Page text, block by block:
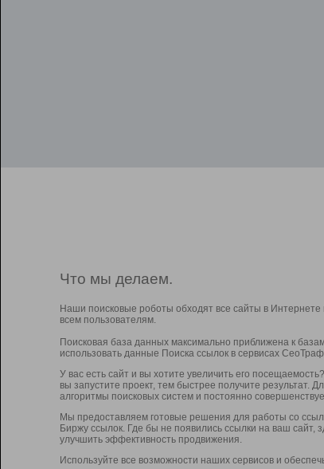
Что мы делаем.
Наши поисковые роботы обходят все сайты в
всем пользователям.
Поисковая база данных максимально приближена к
использовать данные Поиска ссылок в сервисах
У вас есть сайт и вы хотите увеличить его
вы запустите проект, тем быстрее получите
алгоритмы поисковых систем и постоянно
Мы предоставляем готовые решения для работы со
Биржу ссылок. Где бы не появились ссылки на ваш
улучшить эффективность продвижения.
Используйте все возможности наших сервисов и